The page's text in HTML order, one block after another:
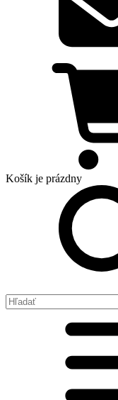
Košík je prázdny